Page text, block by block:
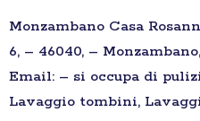
Monzambano Casa
6, – 46040, –
Email: – si occupa di
Lavaggio tombini,